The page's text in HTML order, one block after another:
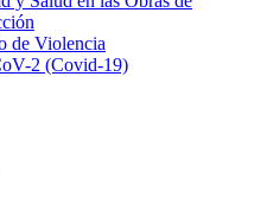
de Violencia
2 (Covid-19)